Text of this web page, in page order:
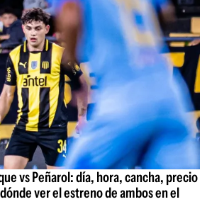
vs Peñarol: día, hora, cancha, precio
ver el estreno de ambos en el